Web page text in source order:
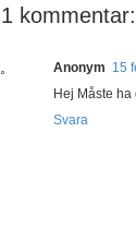
1 kommentar:
Anonym 15
Hej Måste ha
Svara